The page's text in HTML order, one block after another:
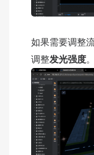
如果需要调整
调整发光强度。